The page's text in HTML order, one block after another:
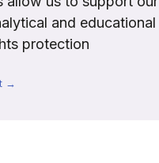
and educational
protection
→